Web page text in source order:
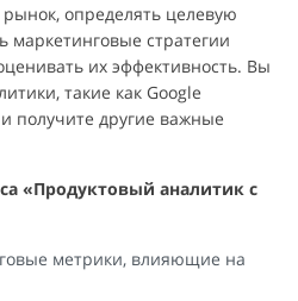
определять целевую
маркетинговые стратегии
их эффективность. Вы
такие как Google
получите другие важные
«Продуктовый аналитик с
метрики, влияющие на